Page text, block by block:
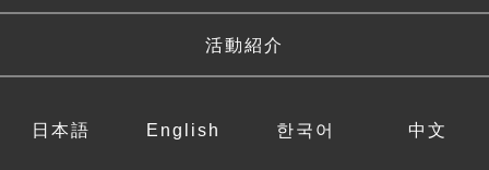
活動紹介
日本語 English 한국어 中文